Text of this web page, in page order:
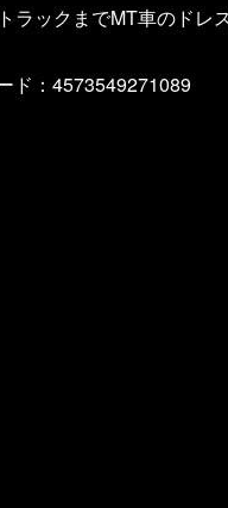
ラックまでMT車のドレ
ド：4573549271089